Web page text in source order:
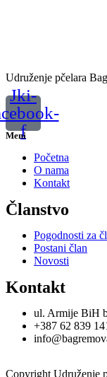
Udruženje pčelara
Jki-
f
Meni
Početna
O nama
Kontakt
Članstvo
Pogodnosti za
Postani član
Novosti
Kontakt
ul. Armije BiH
+387 62 839
Copyright Udruženje